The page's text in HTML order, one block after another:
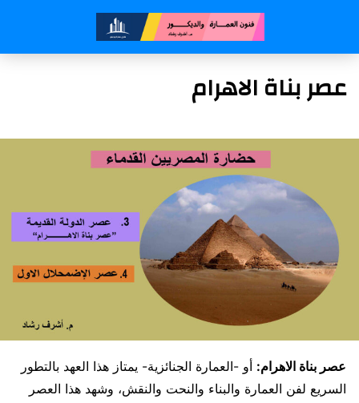
عصر بناة الاهرام
عصر بناة الاهرام: أو -العمارة الجنائزية- يمتاز هذا العهد بالتطور
السريع لفن العمارة والبناء والنحت والنقش، وشهد هذا العصر